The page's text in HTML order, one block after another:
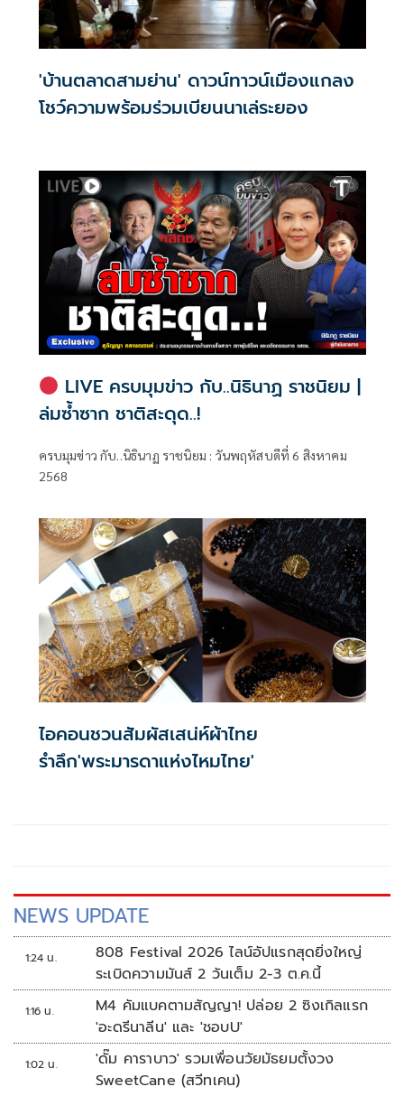
'บ้านตลาดสามย่าน' ดาวน์ทาวน์เมืองแกลง
โชว์ความพร้อมร่วมเบียนนาเล่ระยอง
LIVE ครบมุมข่าว กับ..นิธินาฏ ราชนิยม |
ล่มซ้ำซาก ชาติสะดุด..!
ครบมุมข่าว กับ..นิธินาฏ ราชนิยม : วันพฤหัสบดีที่ 6 สิงหาคม
2568
ไอคอนชวนสัมผัสเสน่ห์ผ้าไทย
รำลึก'พระมารดาแห่งไหมไทย'
NEWS UPDATE
1:24 น.
808 Festival 2026 ไลน์อัปแรกสุดยิ่งใหญ่
ระเบิดความมันส์ 2 วันเต็ม 2-3 ต.ค.นี้
1:16 น.
M4 คัมแบคตามสัญญา! ปล่อย 2 ซิงเกิลแรก
'อะดรีนาลีน' และ 'ชอบU'
1:02 น.
'ดั๊ม คาราบาว' รวมเพื่อนวัยมัธยมตั้งวง
SweetCane (สวีทเคน)